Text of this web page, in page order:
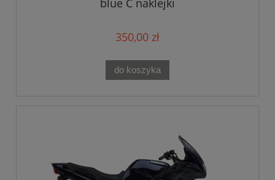
blue C naklejki
350,00 zł
do koszyka